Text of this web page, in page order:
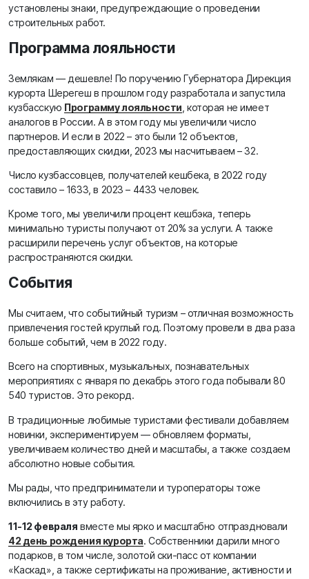
установлены знаки, предупреждающие о проведении
строительных работ.
Программа лояльности
Землякам — дешевле! По поручению Губернатора Дирекция
курорта Шерегеш в прошлом году разработала и запустила
кузбасскую Программу лояльности , которая не имеет
аналогов в России. А в этом году мы увеличили число
партнеров. И если в 2022 – это были 12 объектов,
предоставляющих скидки, 2023 мы насчитываем – 32.
Число кузбассовцев, получателей кешбека, в 2022 году
составило – 1633, в 2023 – 4433 человек.
Кроме того, мы увеличили процент кешбэка, теперь
минимально туристы получают от 20% за услуги. А также
расширили перечень услуг объектов, на которые
распространяются скидки.
События
Мы считаем, что событийный туризм – отличная возможность
привлечения гостей круглый год. Поэтому провели в два раза
больше событий, чем в 2022 году.
Всего на спортивных, музыкальных, познавательных
мероприятиях с января по декабрь этого года побывали 80
540 туристов. Это рекорд.
В традиционные любимые туристами фестивали добавляем
новинки, экспериментируем — обновляем форматы,
увеличиваем количество дней и масштабы, а также создаем
абсолютно новые события.
Мы рады, что предприниматели и туроператоры тоже
включились в эту работу.
11-12 февраля вместе мы ярко и масштабно отпраздновали
42 день рождения курорта. Собственники дарили много
подарков, в том числе, золотой ски-пасс от компании
«Каскад», а также сертификаты на проживание, активности и